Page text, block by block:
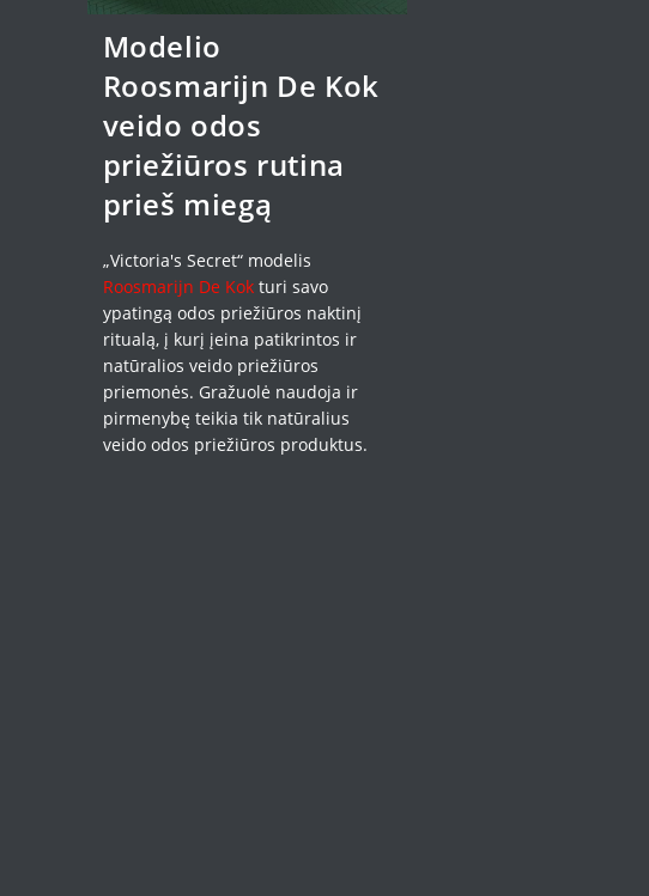
Modelio
Roosmarijn De Kok
veido odos
priežiūros rutina
prieš miegą
„Victoria's Secret“ modelis
Roosmarijn De Kokturi savo
ypatingą odos priežiūros naktinį
ritualą, į kurį įeina patikrintos ir
natūralios veido priežiūros
priemonės. Gražuolė naudoja ir
pirmenybę teikia tik natūralius
veido odos priežiūros produktus.